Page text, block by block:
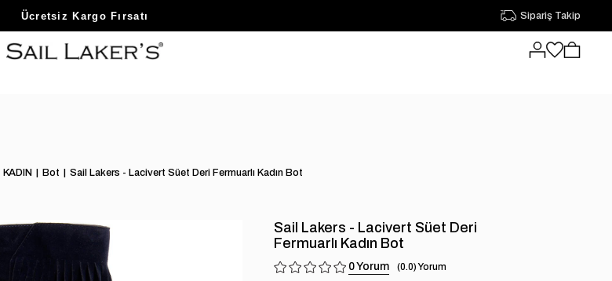
Sezon Sonu Fırsatlarını Keşfet Sipariş Takip
KADIN Bot Sail Lakers - Lacivert Süet Deri Fermuarlı Kadın Bot
Sail Lakers - Lacivert Süet Deri
Fermuarlı Kadın Bot
0 0.0